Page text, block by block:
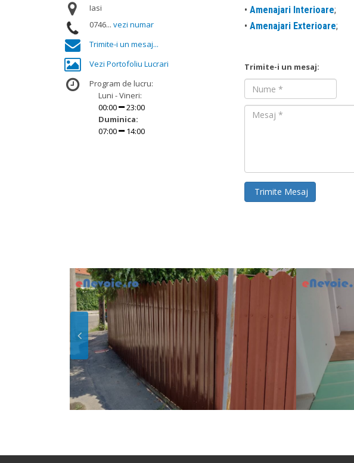
Iasi
0746... vezi numar
Trimite-i un mesaj...
Vezi Portofoliu Lucrari
Program de lucru:
Luni - Vineri:
00:00
23:00
Duminica:
07:00
14:00
• Amenajari Interioare;
• Amenajari Exterioare;
Trimite-i un mesaj:
Nume
Mesaj
Trimite Mesaj